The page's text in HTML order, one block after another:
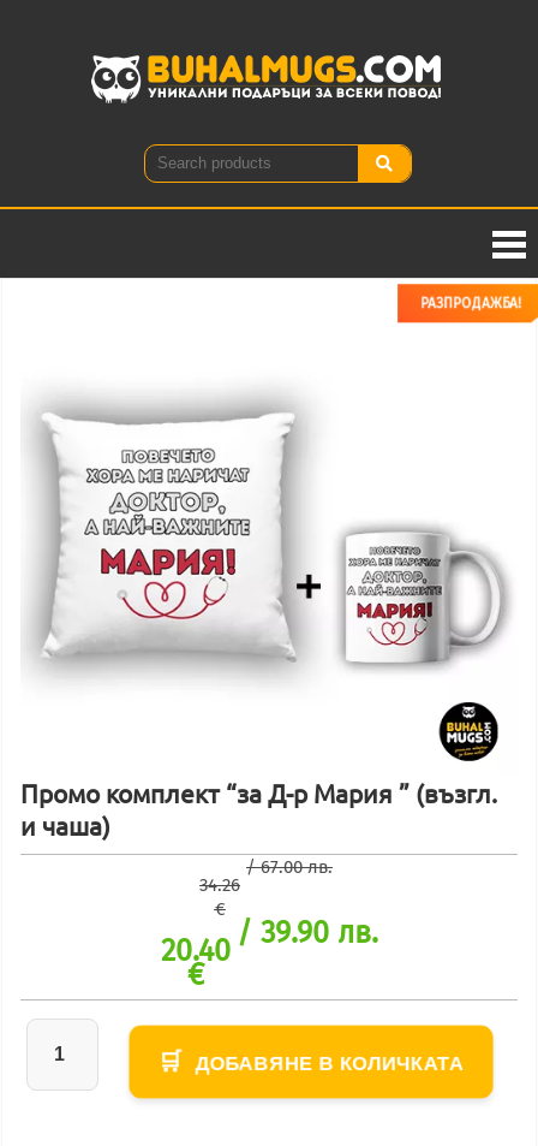
РАЗПРОДАЖБА!
Промо комплект “за Д-р Мария ” (възгл.
и чаша)
34.26
€
/ 67.00 лв.
20.40
€
/ 39.90 лв.
ДОБАВЯНЕ В КОЛИЧКАТА